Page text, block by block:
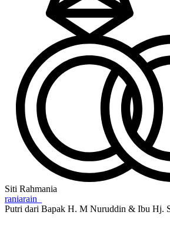
Siti Rahmania
raniarain_
Putri dari Bapak H. M Nuruddin & Ibu Hj.